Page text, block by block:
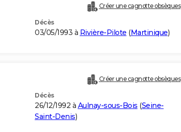
Créer une cagnotte obsèques
Décès
03/05/1993 à Rivière-Pilote (Martinique)
Créer une cagnotte obsèques
Décès
26/12/1992 à Aulnay-sous-Bois (Seine-
Saint-Denis)